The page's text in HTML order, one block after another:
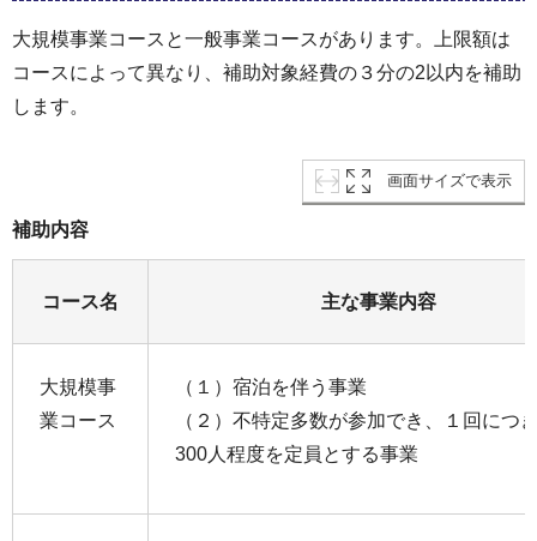
大規模事業コースと一般事業コースがあります。上限額は
コースによって異なり、補助対象経費の３分の2以内を補助
します。
画面サイズで表示
補助内容
コース名 主な事業内容
大規模事
業コース
（１）宿泊を伴う事業
（２）不特定多数が参加でき、１回につ
300人程度を定員とする事業